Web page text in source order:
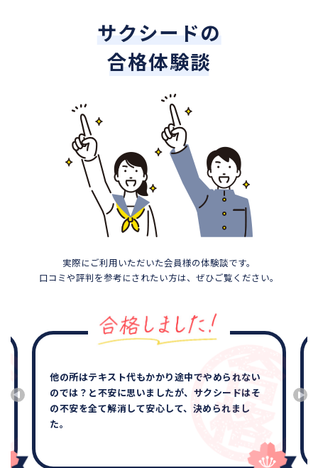
サクシードの
合格体験談
実際にご利用いただいた会員様の体験談です。
口コミや評判を参考にされたい方は、ぜひご覧ください。
他の所はテキスト代もかかり途中でやめられない
のでは？と不安に思いましたが、サクシードはそ
の不安を全て解消して安心して、決められまし
た。